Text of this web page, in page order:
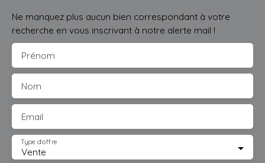
Ne manquez plus aucun bien correspondant à votre
recherche en vous inscrivant à notre alerte mail !
Prénom
Nom
Email
Vente
Type d'offre